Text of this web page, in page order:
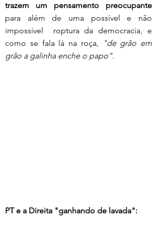
trazem um pensamento preocupante
para além de uma possível e não
impossível  roptura da democracia, e
como se fala lá na roça,
"de grão em
grão a galinha enche o papo".
PT e a Direita "ganhando de lavada":